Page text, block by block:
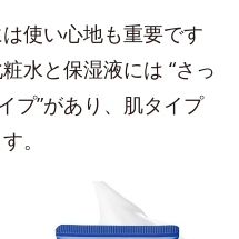
使い心地も重要です
水と保湿液には “さっ
プ”があり、肌タイプ
。